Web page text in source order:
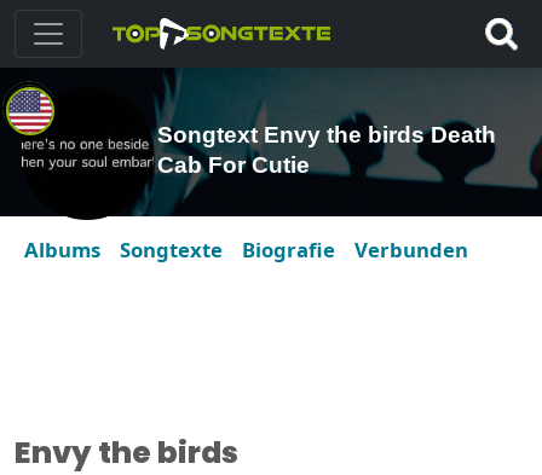
Songtext Envy the birds Death
Cab For Cutie
Albums Songtexte Biografie Verbunden
Envy the birds